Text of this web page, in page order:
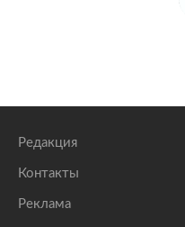
Редакция
Контакты
Реклама